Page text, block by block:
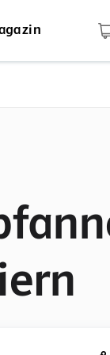
Taste!